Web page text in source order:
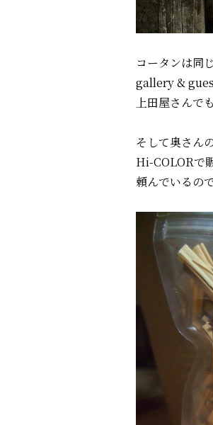
コータンは同
gallery &
上田屋さんで
そして奥さん
Hi-COLORで
頼んでいるの